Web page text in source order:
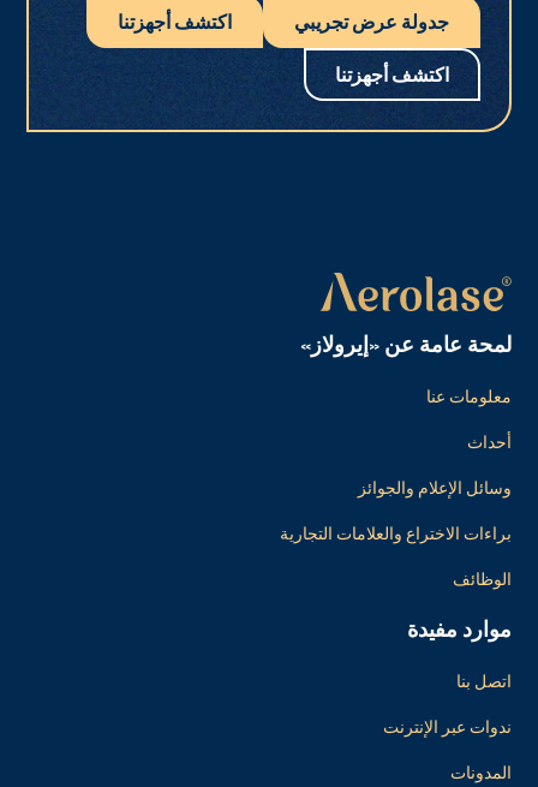
جدولة عرض تجريبي اكتشف أجهزتنا
اكتشف أجهزتنا
لمحة عامة عن «إيرولاز»
معلومات عنا
أحداث
وسائل الإعلام والجوائز
براءات الاختراع والعلامات التجارية
الوظائف
موارد مفيدة
اتصل بنا
ندوات عبر الإنترنت
المدونات